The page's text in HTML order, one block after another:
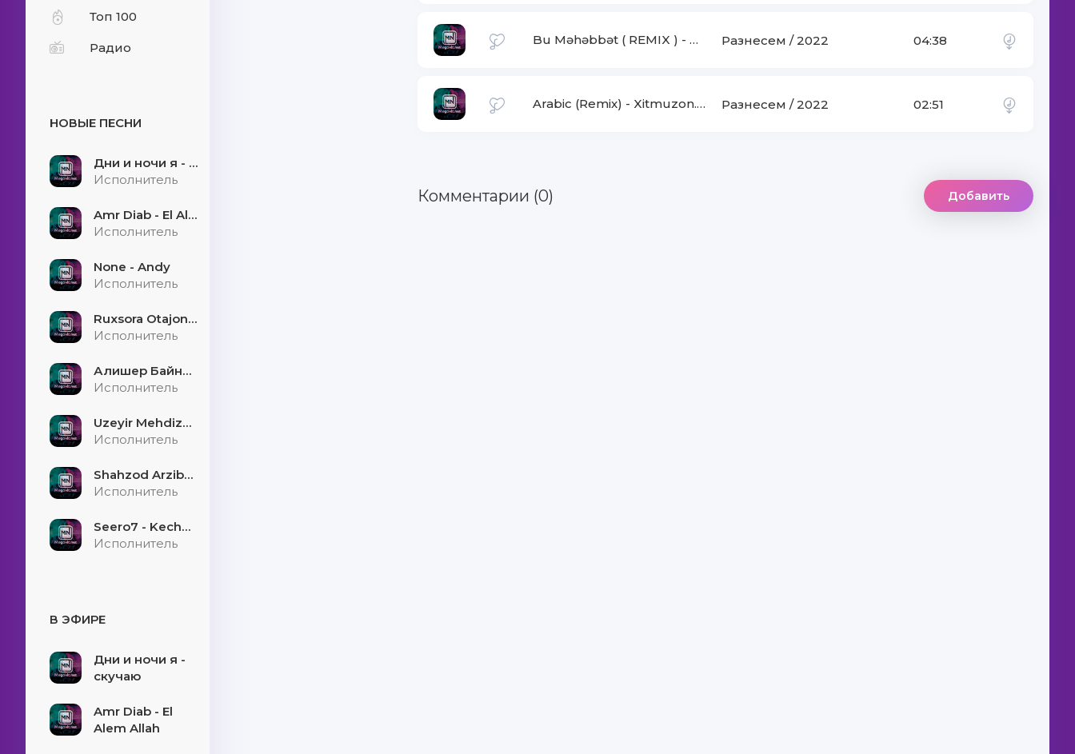
Топ 100
Радио
НОВЫЕ ПЕСНИ
Дни и ночи я - скучаю
Исполнитель
Amr Diab - El Alem Allah
Исполнитель
None - Andy
Исполнитель
Ruxsora Otajonova & Bahrom Davr - Sevgimiz soxtamidi
Исполнитель
Алишер Байниязов - Қарауыллап
Исполнитель
Uzeyir Mehdizade - Hekaye
Исполнитель
Shahzod Arzibayev - Egilmasin yigitni boshi
Исполнитель
Seero7 - Kecholmadim
Исполнитель
В ЭФИРЕ
Дни и ночи я -
скучаю
Amr Diab - El
Alem Allah
Bu Məhəbbət ( REMIX ) - Namiq Qaraçuxurlu
Разнесем / 2022 04:38
Arabic (Remix) - Xitmuzon.net Разнесем / 2022 02:51
Комментарии (0) Добавить